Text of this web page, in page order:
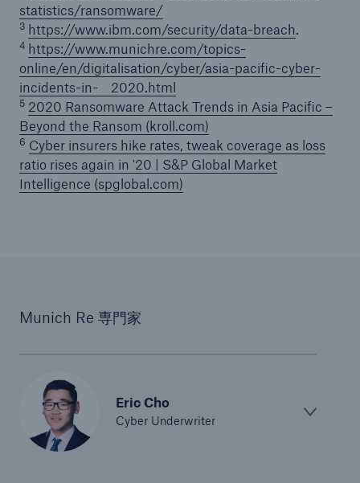
statistics/ransomware/
3 https://www.ibm.com/security/data-breach.
4 https://www.munichre.com/topics-
online/en/digitalisation/cyber/asia-pacific-cyber-
incidents-in- 2020.html
5 2020 Ransomware Attack Trends in Asia Pacific –
Beyond the Ransom (kroll.com)
6 Cyber insurers hike rates, tweak coverage as loss
ratio rises again in '20 | S&P Global Market
Intelligence (spglobal.com)
Munich Re 専門家
Eric Cho
Cyber Underwriter